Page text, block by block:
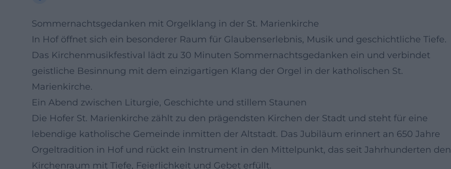
Sommernachtsgedanken mit Orgelklang in der St. Marienkirche
In Hof öffnet sich ein besonderer Raum für Glaubenserlebnis, Musik und geschichtliche Tiefe.
Das Kirchenmusikfestival lädt zu 30 Minuten Sommernachtsgedanken ein und verbindet
geistliche Besinnung mit dem einzigartigen Klang der Orgel in der katholischen St.
Marienkirche.
Ein Abend zwischen Liturgie, Geschichte und stillem Staunen
Die Hofer St. Marienkirche zählt zu den prägendsten Kirchen der Stadt und steht für eine
lebendige katholische Gemeinde inmitten der Altstadt. Das Jubiläum erinnert an 650 Jahre
Orgeltradition in Hof und rückt ein Instrument in den Mittelpunkt, das seit Jahrhunderten den
Kirchenraum mit Tiefe, Feierlichkeit und Gebet erfüllt.